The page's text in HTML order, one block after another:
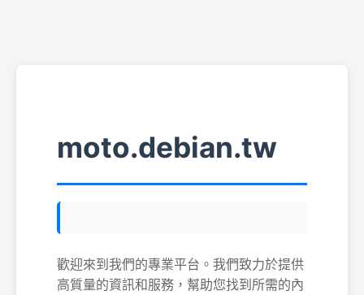
moto.debian.tw
歡迎來到我們的專業平台。我們致力於提供
高質量的資訊和服務，幫助您找到所需的內